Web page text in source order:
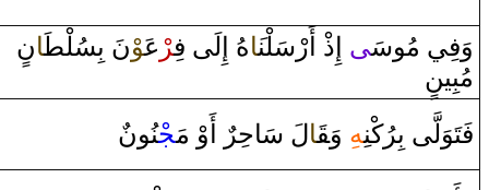
وَفِي مُوسَ‍‍ى ‌ ‌إِ‌ذْ‌ ‌أَ‌رْسَلْن‍‍َ‍اهُ ‌إِلَى‌ فِ‍‍ر ْعَ‍‍وْنَ بِسُلْ‍‍طَ‍‍ان
مُبِينٍ
فَتَوَلَّى‌ بِرُكْنِ‍‍هِ ‌وَ‍قَ‍‍الَ سَاحِرٌ‌ ‌أَ‌وْ‌ مَ‍‍جْ‍‍نُونٌ